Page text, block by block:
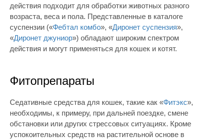
действия подходит для обработки животных разного
возраста, веса и пола. Представленные в каталоге
суспензии («Фебтал комбо», «Диронет суспензия»,
«Диронет джуниор») обладают широким спектром
действия и могут применяться для кошек и котят.
Фитопрепараты
Седативные средства для кошек, такие как «Фитэкс»,
необходимы, к примеру, при дальней поездке, смене
обстановки или других стрессовых ситуациях. Кроме
успокоительных средств на растительной основе в